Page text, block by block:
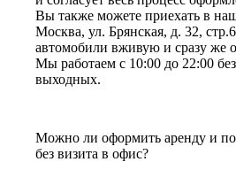
Вы также можете приехать в
Москва, ул. Брянская, д. 32,
автомобили вживую и сразу же
Мы работаем с 10:00 до 22:00
выходных.
Можно ли оформить аренду и
без визита в офис?